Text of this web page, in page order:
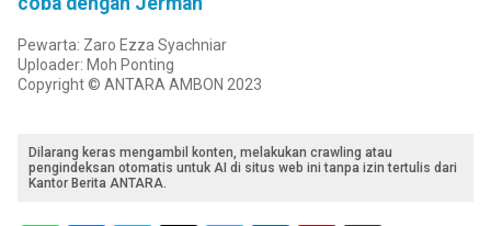
Pewarta: Zaro Ezza Syachniar
Uploader: Moh Ponting
Copyright © ANTARA AMBON 2023
Dilarang keras mengambil konten, melakukan crawling atau
pengindeksan otomatis untuk AI di situs web ini tanpa izin tertulis dari
Kantor Berita ANTARA.